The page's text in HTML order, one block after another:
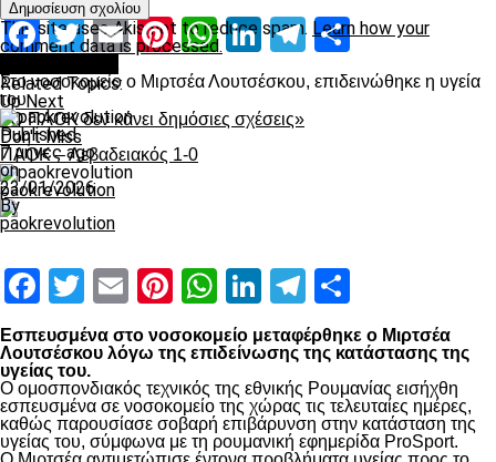
Facebook
Twitter
EmailPinterest
WhatsApp
LinkedIn
Telegram
Related Topics:
Up Next
«Ο ΠΑΟΚ δεν κάνει δημόσιες σχέσεις»
Don't Miss
ΠΑΟΚ – Λεβαδειακός 1-0
paokrevolution
This site uses Akismet to reduce spam. Learn how your
comment data is processed.
Στο νοσοκομείο ο Μιρτσέα Λουτσέσκου, επιδεινώθηκε η υγεία
του
Published
7 μήνες ago
on
23/01/2026
By
paokrevolution
Facebook
Twitter
EmailPinterest
WhatsApp
LinkedIn
Telegram
Εσπευσμένα στο νοσοκομείο μεταφέρθηκε ο Μιρτσέα
Λουτσέσκου λόγω της επιδείνωσης της κατάστασης της
υγείας του.
Ο ομοσπονδιακός τεχνικός της εθνικής Ρουμανίας εισήχθη
εσπευσμένα σε νοσοκομείο της χώρας τις τελευταίες ημέρες,
καθώς παρουσίασε σοβαρή επιβάρυνση στην κατάσταση της
υγείας του, σύμφωνα με τη ρουμανική εφημερίδα ProSport.